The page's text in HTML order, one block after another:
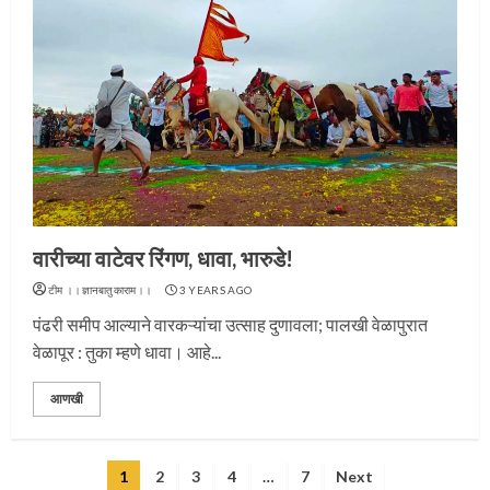
वारीच्या वाटेवर रिंगण, धावा, भारुडे!
टीम ।।ज्ञानबातुकाराम।। 3 YEARS AGO
पंढरी समीप आल्याने वारकऱ्यांचा उत्साह दुणावला; पालखी वेळापुरात
वेळापूर : तुका म्हणे धावा। आहे...
आणखी
1 2 3 4 … 7 Next
प्रस्थान सोहळ्यासाठी आळंदी सज्ज